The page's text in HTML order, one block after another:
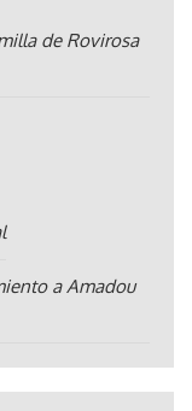
de Rovirosa
a Amadou